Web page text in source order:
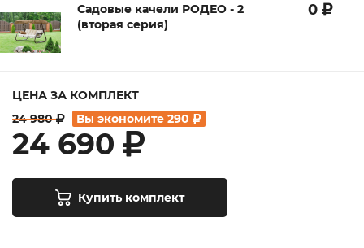
Садовые качели РОДЕО - 2
(вторая серия)
0
ЦЕНА ЗА КОМПЛЕКТ
24 980
Вы экономите 290
24 690
Купить комплект